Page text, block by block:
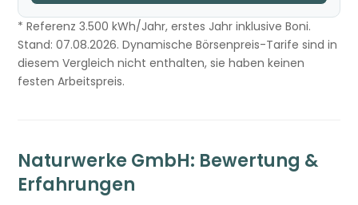
* Referenz 3.500 kWh/Jahr, erstes Jahr inklusive Boni.
Stand: 07.08.2026. Dynamische Börsenpreis-Tarife sind in
diesem Vergleich nicht enthalten, sie haben keinen
festen Arbeitspreis.
Naturwerke GmbH: Bewertung &
Erfahrungen